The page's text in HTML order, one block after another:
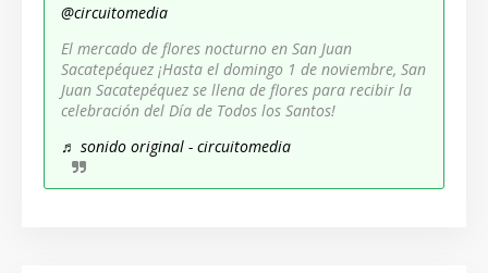
@circuitomedia
El mercado de flores nocturno en San Juan
Sacatepéquez ¡Hasta el domingo 1 de noviembre, San
Juan Sacatepéquez se llena de flores para recibir la
celebración del Día de Todos los Santos!
♬ sonido original - circuitomedia